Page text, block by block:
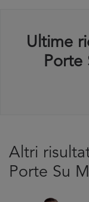
Ultime
Porte
Altri
Porte Su